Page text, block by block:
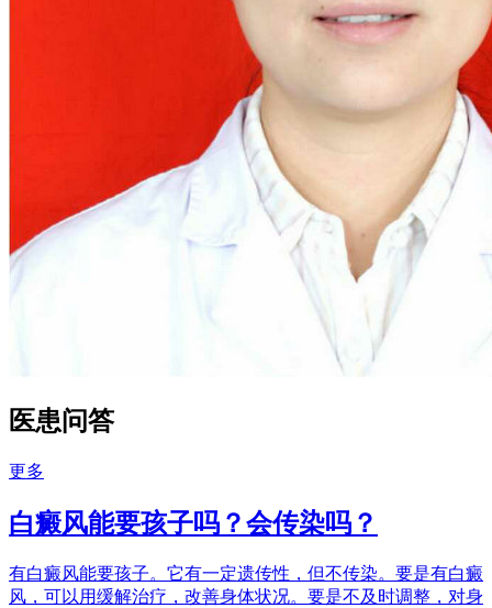
医患问答
更多
白癜风能要孩子吗？会传染吗？
有白癜风能要孩子。它有一定遗传性，但不传染。要是有白癜
风，可以用缓解治疗，改善身体状况。要是不及时调整，对身